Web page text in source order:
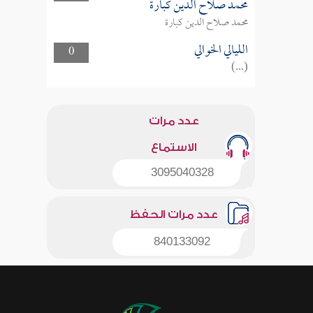
محمد صلاح الدين كبارة
محمد صلاح الدين كبارة
0
الليالي الخوالي
(...)
عدد مرات
الاستماع
3095040328
عدد مرات الحفظ
840133092